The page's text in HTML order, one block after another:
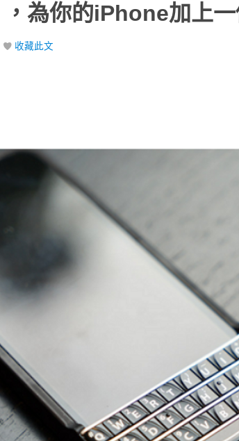
為你的iPhone加上
收藏此文